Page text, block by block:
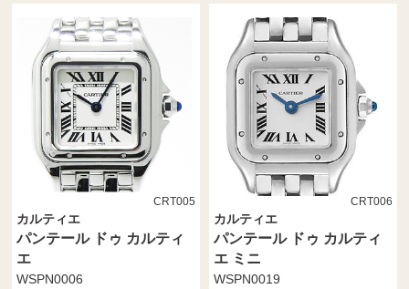
CRT005
カルティエ
パンテール ドゥ カルティ
エ
WSPN0006
CRT006
カルティエ
パンテール ドゥ カルティ
エ ミニ
WSPN0019